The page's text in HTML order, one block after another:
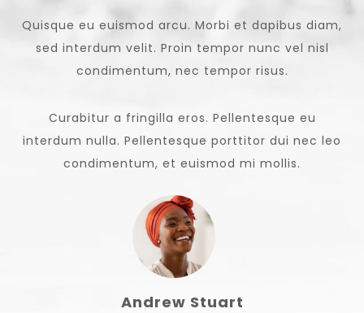
Quisque eu euismod arcu. Morbi et dapibus diam,
sed interdum velit. Proin tempor nunc vel nisl
condimentum, nec tempor risus.
Curabitur a fringilla eros. Pellentesque eu
interdum nulla. Pellentesque porttitor dui nec leo
condimentum, et euismod mi mollis.
Andrew Stuart